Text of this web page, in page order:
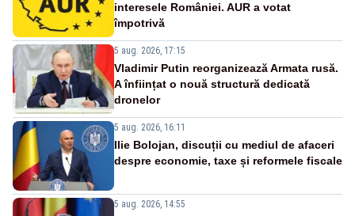
interesele României. AUR a votat
împotrivă
5 aug. 2026, 17:15
Vladimir Putin reorganizează Armata rusă.
A înființat o nouă structură dedicată
dronelor
5 aug. 2026, 16:11
Ilie Bolojan, discuții cu mediul de afaceri
despre economie, taxe și reformele fiscale
5 aug. 2026, 14:55